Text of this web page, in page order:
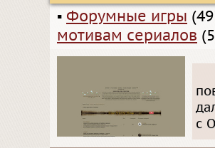
▪ Форумные игры
мотивам сериалов
с